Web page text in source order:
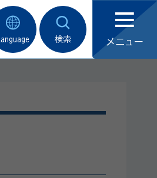
メニュー
検索
Language